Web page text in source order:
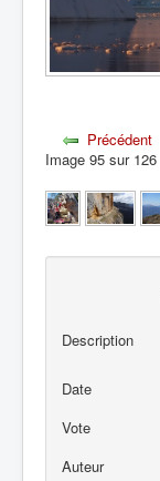
Précédent
Image 95 sur 126
Description
Date
Vote
Auteur